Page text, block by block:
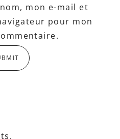
mon e-mail et
pour mon